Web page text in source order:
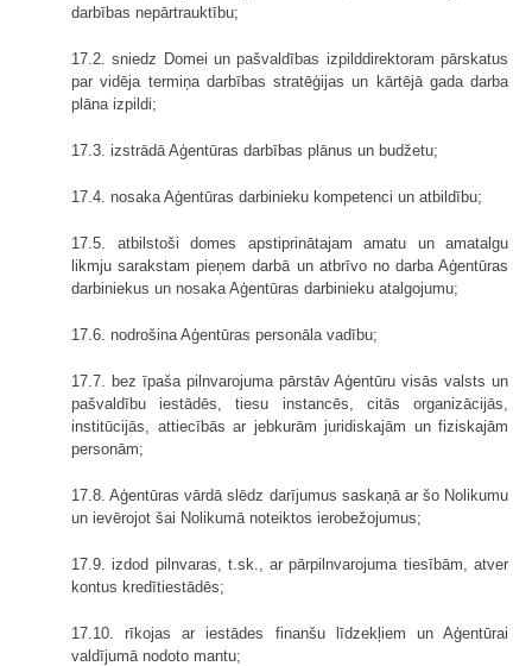
darbības nepārtrauktību;
17.2. sniedz Domei un pašvaldības izpilddirektoram pārskatus
par vidēja termiņa darbības stratēģijas un kārtējā gada darba
plāna izpildi;
17.3. izstrādā Aģentūras darbības plānus un budžetu;
17.4. nosaka Aģentūras darbinieku kompetenci un atbildību;
17.5. atbilstoši domes apstiprinātajam amatu un amatalgu
likmju sarakstam pieņem darbā un atbrīvo no darba Aģentūras
darbiniekus un nosaka Aģentūras darbinieku atalgojumu;
17.6. nodrošina Aģentūras personāla vadību;
17.7. bez īpaša pilnvarojuma pārstāv Aģentūru visās valsts un
pašvaldību iestādēs, tiesu instancēs, citās organizācijās,
institūcijās, attiecībās ar jebkurām juridiskajām un fiziskajām
personām;
17.8. Aģentūras vārdā slēdz darījumus saskaņā ar šo Nolikumu
un ievērojot šai Nolikumā noteiktos ierobežojumus;
17.9. izdod pilnvaras, t.sk., ar pārpilnvarojuma tiesībām, atver
kontus kredītiestādēs;
17.10. rīkojas ar iestādes finanšu līdzekļiem un Aģentūrai
valdījumā nodoto mantu;